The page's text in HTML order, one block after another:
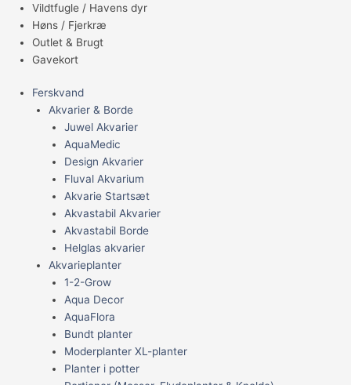
Vildtfugle / Havens dyr
Høns / Fjerkræ
Outlet & Brugt
Gavekort
Ferskvand
Akvarier & Borde
Juwel Akvarier
AquaMedic
Design Akvarier
Fluval Akvarium
Akvarie Startsæt
Akvastabil Akvarier
Akvastabil Borde
Helglas akvarier
Akvarieplanter
1-2-Grow
Aqua Decor
AquaFlora
Bundt planter
Moderplanter XL-planter
Planter i potter